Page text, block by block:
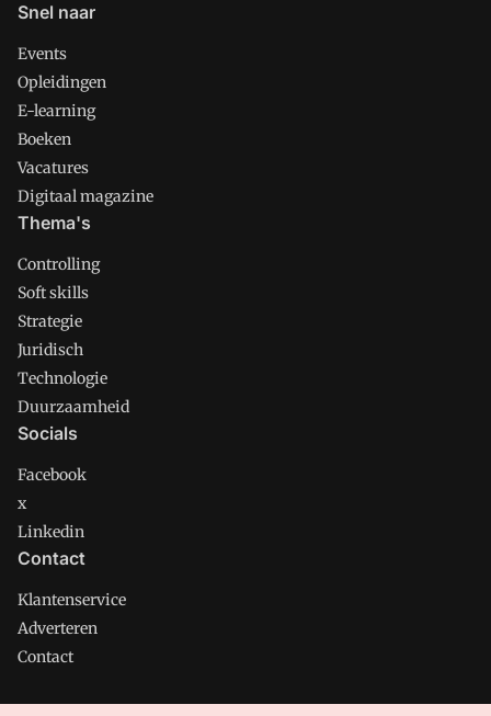
Snel naar
Events
Opleidingen
E-learning
Boeken
Vacatures
Digitaal magazine
Thema's
Controlling
Soft skills
Strategie
Juridisch
Technologie
Duurzaamheid
Socials
Facebook
x
Linkedin
Contact
Klantenservice
Adverteren
Contact